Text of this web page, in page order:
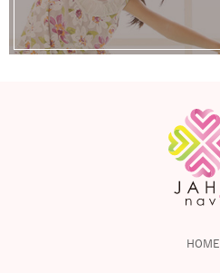
HOME